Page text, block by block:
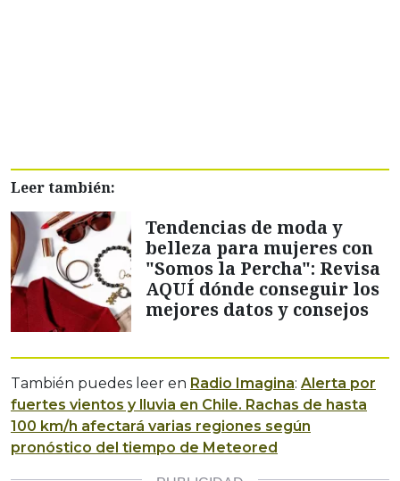
Leer también:
Tendencias de moda y
belleza para mujeres con
"Somos la Percha": Revisa
AQUÍ dónde conseguir los
mejores datos y consejos
También puedes leer en Radio Imagina: Alerta por
fuertes vientos y lluvia en Chile. Rachas de hasta
100 km/h afectará varias regiones según
pronóstico del tiempo de Meteored